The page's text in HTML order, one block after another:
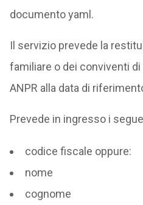
documento yaml.
Il servizio prevede la
familiare o dei conviventi
ANPR alla data di
Prevede in ingresso i
codice fiscale oppure:
nome
cognome